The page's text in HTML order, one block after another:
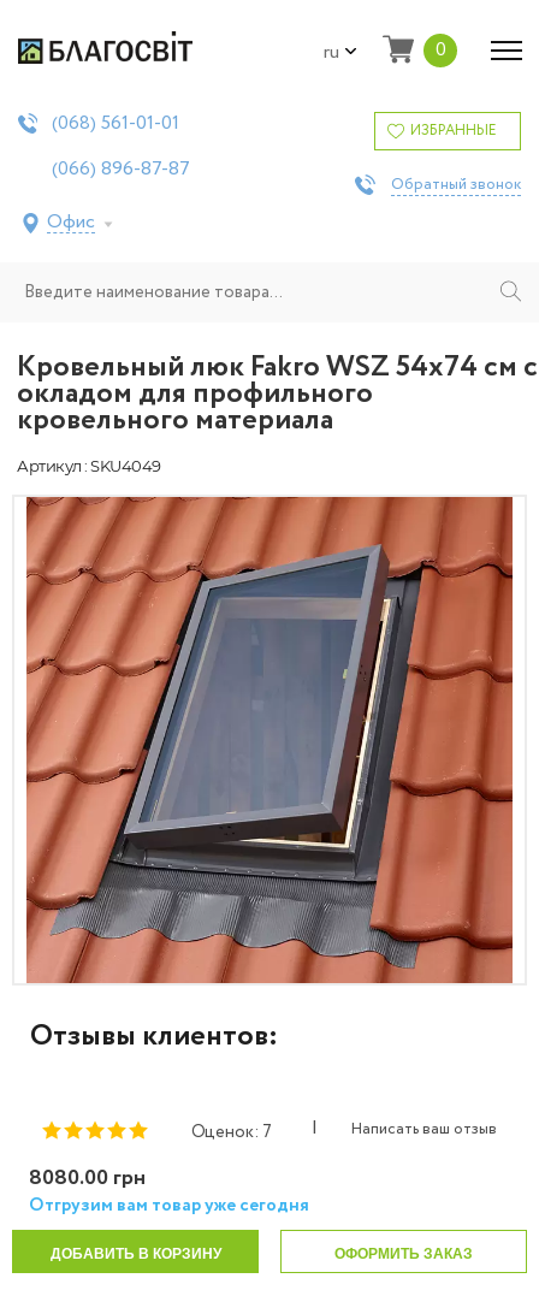
ru 0
(068) 561-01-01
(066) 896-87-87
Офис
ИЗБРАННЫЕ
Обратный звонок
Кровельный люк Fakro WSZ 54х74 см с
окладом для профильного
кровельного материала
Артикул : SKU4049
Отзывы клиентов:
Оценок: 7 | Написать ваш отзыв
8080.00 грн
Отгрузим вам товар уже сегодня
ДОБАВИТЬ В КОРЗИНУ ОФОРМИТЬ ЗАКАЗ